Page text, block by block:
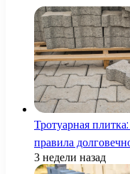
Тротуарная
правила
3 недели назад